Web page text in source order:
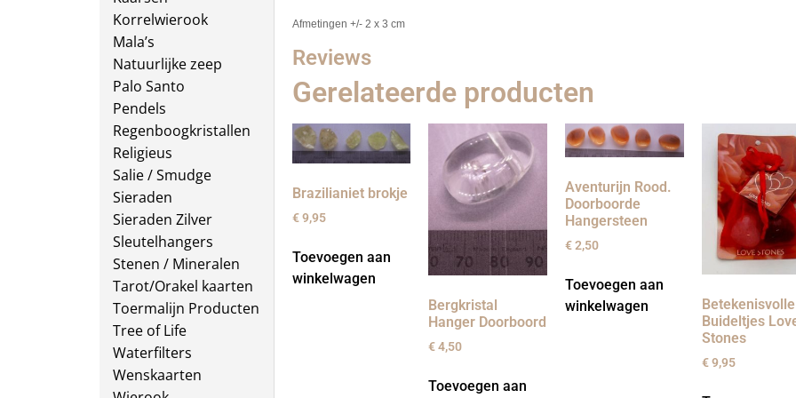
Korrelwierook
Mala’s
Natuurlijke zeep
Palo Santo
Pendels
Regenboogkristallen
Religieus
Salie / Smudge
Sieraden
Sieraden Zilver
Sleutelhangers
Stenen / Mineralen
Tarot/Orakel kaarten
Toermalijn Producten
Tree of Life
Waterfilters
Wenskaarten
Afmetingen +/- 2 x 3 cm
Reviews
Gerelateerde producten
Brazilianiet brokje
€9,95
Toevoegen aan
winkelwagen
Bergkristal
Hanger Doorboord
€4,50
Toevoegen aan
Aventurijn Rood.
Doorboorde
Hangersteen
€2,50
Toevoegen aan
winkelwagen
Betekenisvolle
Buideltjes
Stones
€9,95